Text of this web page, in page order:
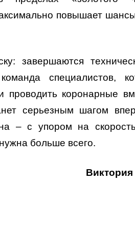
повышает
завершаются
специалистов,
коронарные
серьезным шагом
– с упором на
больше всего.